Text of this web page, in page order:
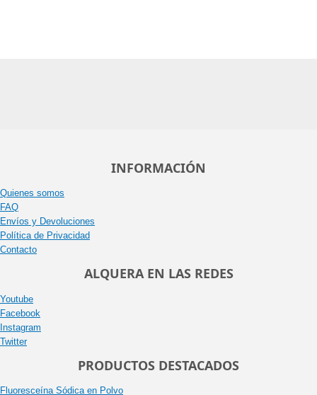
INFORMACIÓN
Quienes somos
FAQ
Envíos y Devoluciones
Política de Privacidad
Contacto
ALQUERA EN LAS REDES
Youtube
Facebook
Instagram
Twitter
PRODUCTOS DESTACADOS
Fluoresceína Sódica en Polvo